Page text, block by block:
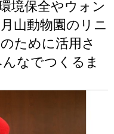
境保全やウォン
山動物園のリニ
ために活用さ
なでつくるま